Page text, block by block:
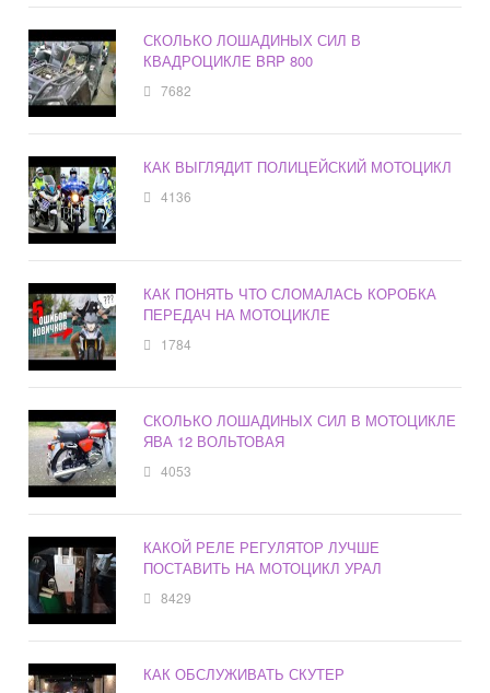
СКОЛЬКО ЛОШАДИНЫХ СИЛ В
КВАДРОЦИКЛЕ BRP 800
7682
КАК ВЫГЛЯДИТ ПОЛИЦЕЙСКИЙ МОТОЦИКЛ
4136
КАК ПОНЯТЬ ЧТО СЛОМАЛАСЬ КОРОБКА
ПЕРЕДАЧ НА МОТОЦИКЛЕ
1784
СКОЛЬКО ЛОШАДИНЫХ СИЛ В МОТОЦИКЛЕ
ЯВА 12 ВОЛЬТОВАЯ
4053
КАКОЙ РЕЛЕ РЕГУЛЯТОР ЛУЧШЕ
ПОСТАВИТЬ НА МОТОЦИКЛ УРАЛ
8429
КАК ОБСЛУЖИВАТЬ СКУТЕР